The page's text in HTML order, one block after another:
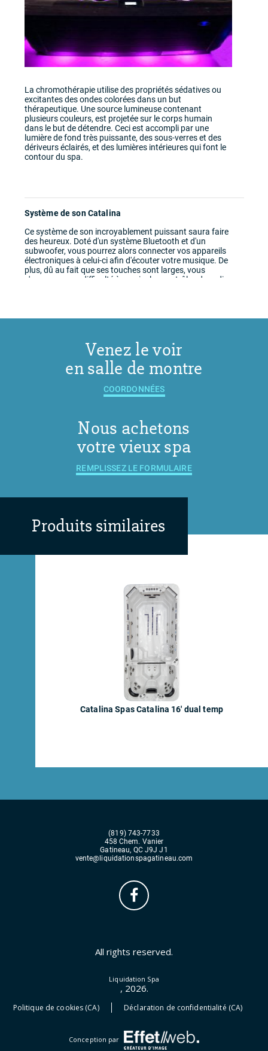
La chromothérapie utilise des propriétés sédatives ou
excitantes des ondes colorées dans un but
thérapeutique. Une source lumineuse contenant
plusieurs couleurs, est projetée sur le corps humain
dans le but de détendre. Ceci est accompli par une
lumière de fond très puissante, des sous-verres et des
dériveurs éclairés, et des lumières intérieures qui font le
contour du spa.
Système de son Catalina
Ce système de son incroyablement puissant saura faire
des heureux. Doté d'un système Bluetooth et d'un
subwoofer, vous pourrez alors connecter vos appareils
électroniques à celui-ci afin d'écouter votre musique. De
plus, dû au fait que ses touches sont larges, vous
n'aurez aucune difficulté à manier les contrôles du radio.
Venez le voir
en salle de montre
COORDONNÉES
Nous achetons
votre vieux spa
REMPLISSEZ LE FORMULAIRE
Produits similaires
Catalina Spas Catalina 16' dual temp
(819) 743-7733
458 Chem. Vanier
Gatineau, QC J9J J1
vente@liquidationspagatineau.com
All rights reserved.
Liquidation Spa
, 2026.
Politique de cookies (CA) Déclaration de confidentialité (CA)
Conception par